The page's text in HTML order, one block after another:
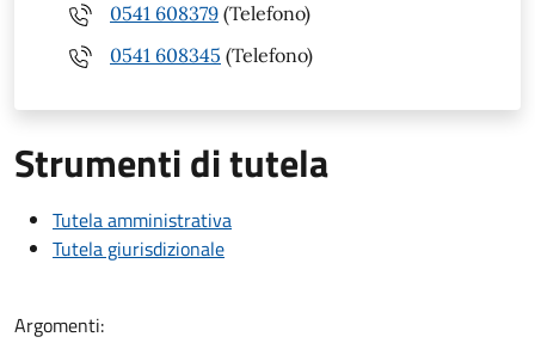
0541 608379 (Telefono)
0541 608345 (Telefono)
Strumenti di tutela
Tutela amministrativa
Tutela giurisdizionale
Argomenti: